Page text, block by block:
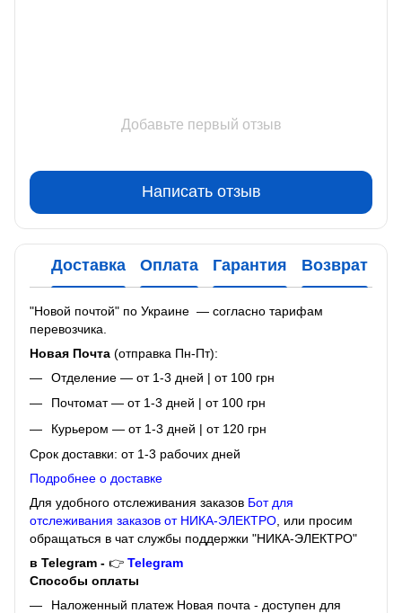
Добавьте первый отзыв
Написать отзыв
Доставка Оплата Гарантия Возврат
"Новой почтой" по Украине — согласно тарифам
перевозчика.
Новая Почта (отправка Пн-Пт):
Отделение — от 1-3 дней | от 100 грн
Почтомат — от 1-3 дней | от 100 грн
Курьером — от 1-3 дней | от 120 грн
Срок доставки: от 1-3 рабочих дней
Подробнее о доставке
Для удобного отслеживания заказов Бот для
отслеживания заказов от НИКА-ЭЛЕКТРО , или просим
обращаться в чат службы поддержки "НИКА-ЭЛЕКТРО"
в Telegram - 👉 Telegram
Способы оплаты
Наложенный платеж Новая почта - доступен для